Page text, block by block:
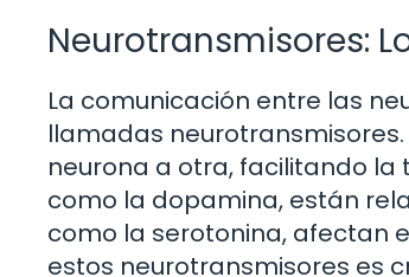
Neurotransmisores:
La comunicación entre las
llamadas
neurona a otra, facilitando la
como la dopamina, están
como la serotonina, afectan
estos neurotransmisores es